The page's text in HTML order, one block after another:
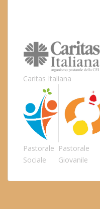
Caritas Italiana
Pastorale
Sociale
Pastorale
Giovanile